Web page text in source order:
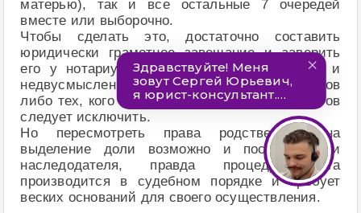
матерью), так и все остальные 7 очередей
вместе или выборочно.
Чтобы сделать это, достаточно составить
юридически грамотное завещание и заверить
его у нотариуса. В документе важно четко и
недвусмысленно указать желаемых преемников
либо тех, кого из списка законных претендентов
следует исключить.
Но пересмотреть права родственника на
выделение доли возможно и после смерти
наследодателя, правда процедура эта
производится в судебном порядке и требует
веских оснований для своего осуществления.